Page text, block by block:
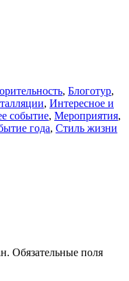
, Блоготур,
, Интересное и
событие, Мероприятия,
года, Стиль жизни
Обязательные поля